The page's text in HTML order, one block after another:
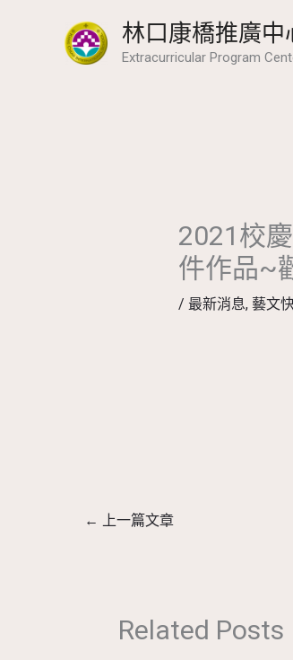
林口康橋推廣中
Extracurricular Program
2021校
件作品~
/ 最新消息, 藝文
← 上一篇文章
Related Posts